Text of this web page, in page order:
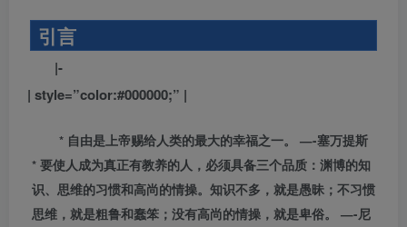
引言
|-
| style=”color:#000000;” |
* 自由是上帝赐给人类的最大的幸福之一。 —-塞万提斯
* 要使人成为真正有教养的人，必须具备三个品质：渊博的知
识、思维的习惯和高尚的情操。知识不多，就是愚昧；不习惯
思维，就是粗鲁和蠢笨；没有高尚的情操，就是卑俗。 —-尼